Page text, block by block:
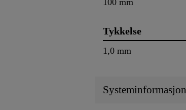
100 mm
Tykkelse
1,0 mm
Systeminformasjon